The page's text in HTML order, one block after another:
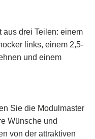
aus drei Teilen: einem
links, einem 2,5-
und einem
Sie die Modulmaster
Wünsche und
von der attraktiven